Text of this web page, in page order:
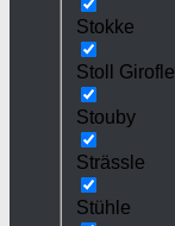
Stokke
Stoll
Stouby
Strässle
Stühle